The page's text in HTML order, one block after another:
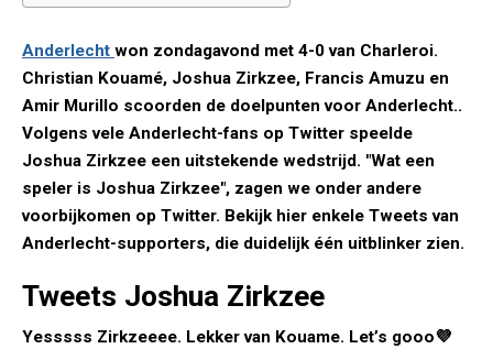
Anderlecht won zondagavond met 4-0 van Charleroi.
Christian Kouamé, Joshua Zirkzee, Francis Amuzu en
Amir Murillo scoorden de doelpunten voor Anderlecht..
Volgens vele Anderlecht-fans op Twitter speelde
Joshua Zirkzee een uitstekende wedstrijd. "Wat een
speler is Joshua Zirkzee", zagen we onder andere
voorbijkomen op Twitter. Bekijk hier enkele Tweets van
Anderlecht-supporters, die duidelijk één uitblinker zien.
Tweets Joshua Zirkzee
Yesssss Zirkzeeee. Lekker van Kouame. Let’s gooo💜